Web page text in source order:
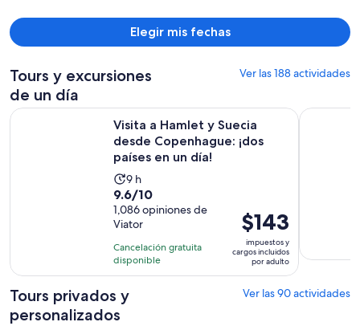
Elegir mis fechas
Tours y excursiones
de un día
Ver las 188 actividades
Visita a Hamlet y Suecia
desde Copenhague: ¡dos
países en un día!
La
actividad
dura
9
horas
9 h
9.6
de
10
con
1086
opiniones
9.6/10
1,086 opiniones de
Viator
Cancelación gratuita
disponible
El
precio
es
de
por
$143
impuestos y
cargos incluidos
por adulto
Visita a Hamlet y Suecia desde Copenhague: ¡dos países en
Tour
Tours privados y
personalizados
Ver las 90 actividades